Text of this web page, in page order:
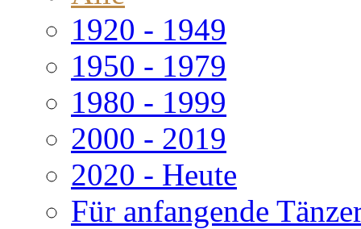
1920 - 1949
1950 - 1979
1980 - 1999
2000 - 2019
2020 - Heute
Für anfangende